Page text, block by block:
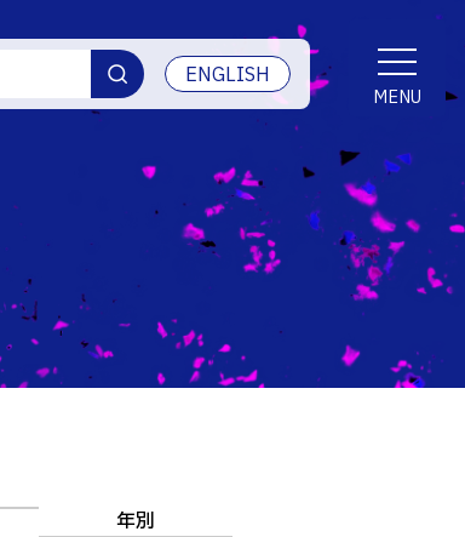
ENGLISH
年別
MENU
産学官連携・地域連携
受賞等
情報セキュリティ